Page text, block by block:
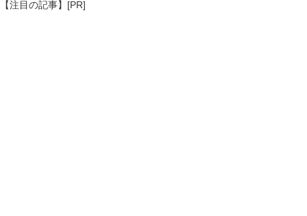
【注目の記事】[PR]